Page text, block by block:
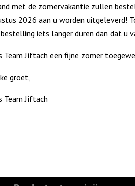
De spelende kerk
€ 13,30
met de zomervakantie zullen
2026 aan u worden uitgeleverd!
iets langer duren dan dat u
Team Jiftach een fijne zomer
groet,
Team Jiftach